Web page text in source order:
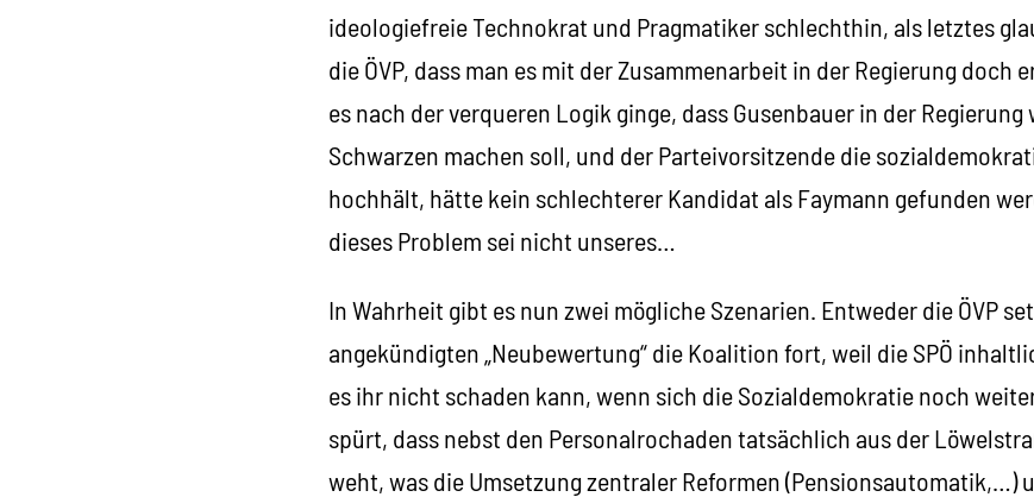
ideologiefreie Technokrat und Pragmatiker schlechthin, als letztes
die ÖVP, dass man es mit der Zusammenarbeit in der Regierung doch
es nach der verqueren Logik ginge, dass Gusenbauer in der
Schwarzen machen soll, und der Parteivorsitzende die
hochhält, hätte kein schlechterer Kandidat als Faymann gefunden
dieses Problem sei nicht unseres…
In Wahrheit gibt es nun zwei mögliche Szenarien. Entweder die ÖVP
angekündigten „Neubewertung“ die Koalition fort, weil die SPÖ
es ihr nicht schaden kann, wenn sich die Sozialdemokratie noch
spürt, dass nebst den Personalrochaden tatsächlich aus der
weht, was die Umsetzung zentraler Reformen (Pensionsautomatik,…)